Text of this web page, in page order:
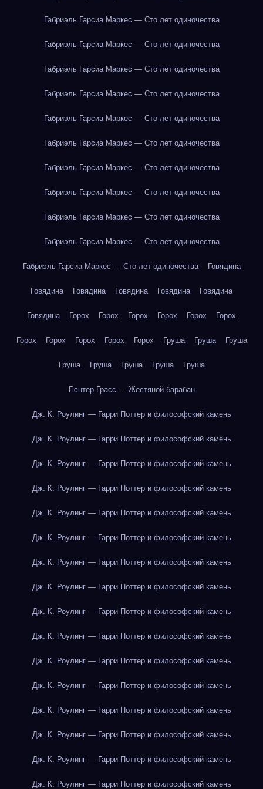
Габриэль Гарсиа Маркес — Сто лет одиночества
Габриэль Гарсиа Маркес — Сто лет одиночества
Габриэль Гарсиа Маркес — Сто лет одиночества
Габриэль Гарсиа Маркес — Сто лет одиночества
Габриэль Гарсиа Маркес — Сто лет одиночества
Габриэль Гарсиа Маркес — Сто лет одиночества
Габриэль Гарсиа Маркес — Сто лет одиночества
Габриэль Гарсиа Маркес — Сто лет одиночества
Габриэль Гарсиа Маркес — Сто лет одиночества
Габриэль Гарсиа Маркес — Сто лет одиночества
Габриэль Гарсиа Маркес — Сто лет одиночества Говядина
Говядина Говядина Говядина Говядина Говядина
Говядина Горох Горох Горох Горох Горох Горох
Горох Горох Горох Горох Горох Груша Груша Груша
Груша Груша Груша Груша Груша
Гюнтер Грасс — Жестяной барабан
Дж. К. Роулинг — Гарри Поттер и философский камень
Дж. К. Роулинг — Гарри Поттер и философский камень
Дж. К. Роулинг — Гарри Поттер и философский камень
Дж. К. Роулинг — Гарри Поттер и философский камень
Дж. К. Роулинг — Гарри Поттер и философский камень
Дж. К. Роулинг — Гарри Поттер и философский камень
Дж. К. Роулинг — Гарри Поттер и философский камень
Дж. К. Роулинг — Гарри Поттер и философский камень
Дж. К. Роулинг — Гарри Поттер и философский камень
Дж. К. Роулинг — Гарри Поттер и философский камень
Дж. К. Роулинг — Гарри Поттер и философский камень
Дж. К. Роулинг — Гарри Поттер и философский камень
Дж. К. Роулинг — Гарри Поттер и философский камень
Дж. К. Роулинг — Гарри Поттер и философский камень
Дж. К. Роулинг — Гарри Поттер и философский камень
Дж. К. Роулинг — Гарри Поттер и философский камень